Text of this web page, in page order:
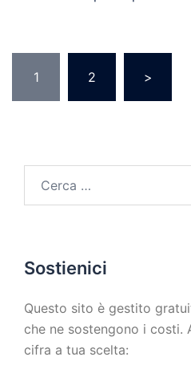
1 2 >
Sostienici
Questo sito è gestito
che ne sostengono i costi.
cifra a tua scelta: